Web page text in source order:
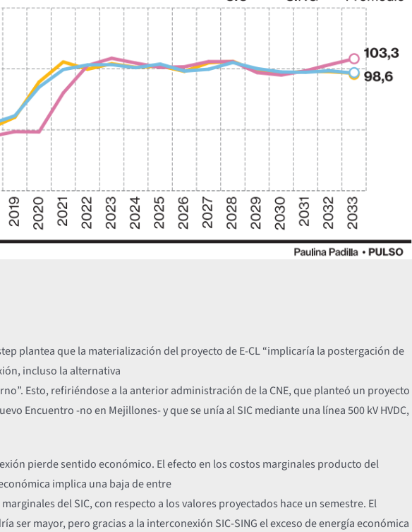
plantea que la materialización del proyecto de E-CL “implicaría la postergación de
incluso la alternativa
Esto, refiriéndose a la anterior administración de la CNE, que planteó un proyecto
Encuentro -no en Mejillones- y que se unía al SIC mediante una línea 500 kV HVDC,
pierde sentido económico. El efecto en los costos marginales producto del
implica una baja de entre
marginales del SIC, con respecto a los valores proyectados hace un semestre. El
ser mayor, pero gracias a la interconexión SIC-SING el exceso de energía económica